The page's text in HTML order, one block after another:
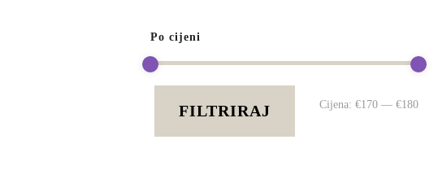
Po cijeni
FILTRIRAJ Cijena: €170 — €180